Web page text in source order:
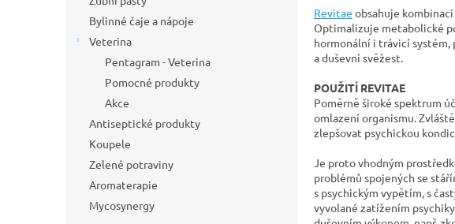
Bylinné čaje a nápoje
Veterina
Pentagram - Veterina
Pomocné produkty
Akce
Antiseptické produkty
Koupele
Zelené potraviny
Aromaterapie
Mycosynergy
Revitae obsahuje
Optimalizuje metabolické
hormonální i trávicí
a duševní svěžest.
POUŽITÍ REVITAE
Poměrně široké spektrum
omlazení organismu.
zlepšovat psychickou
Je proto vhodným
problémů spojených se
s psychickým vypětím, s
vyvolané zatížením